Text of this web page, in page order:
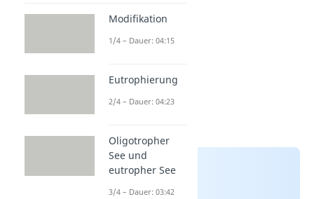
Modifikation
1/4 – Dauer: 04:15
Eutrophierung
2/4 – Dauer: 04:23
Oligotropher
See und
eutropher See
3/4 – Dauer: 03:42